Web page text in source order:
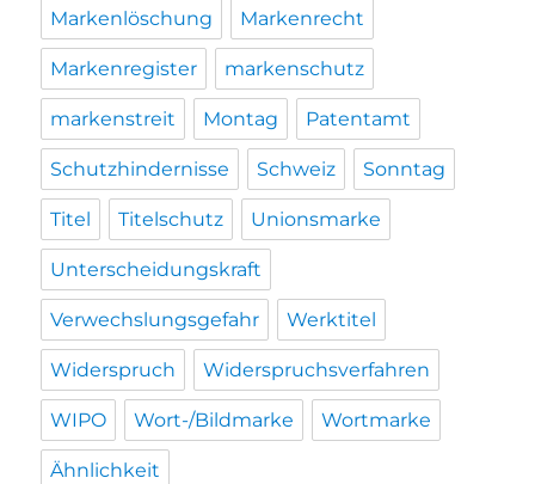
Markenlöschung Markenrecht
Markenregister markenschutz
markenstreit Montag Patentamt
Schutzhindernisse Schweiz Sonntag
Titel Titelschutz Unionsmarke
Unterscheidungskraft
Verwechslungsgefahr Werktitel
Widerspruch Widerspruchsverfahren
WIPO Wort-/Bildmarke Wortmarke
Ähnlichkeit